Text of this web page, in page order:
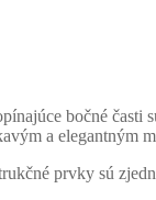
bočné
a elegantným
prvky sú